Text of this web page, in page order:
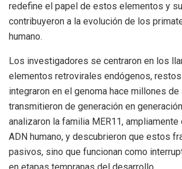
redefine el papel de estos elementos y
contribuyeron a la evolución de los
humano.
Los investigadores se centraron en los
elementos retrovirales endógenos,
integraron en el genoma hace millones de
transmitieron de generación en
analizaron la familia MER11, ampliamente
ADN humano, y descubrieron que estos
pasivos, sino que funcionan como